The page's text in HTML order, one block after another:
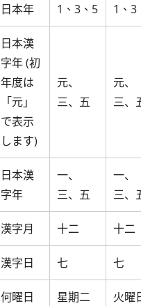
日本年 1、3、5 1、3
日本漢
字年 (初
年度は
「元」
で表示
します)
元、
三、五
元、
三、
日本漢
字年
一、
三、五
一、
三、
漢字月 十二 十二
漢字日 七 七
何曜日 星期二 火曜